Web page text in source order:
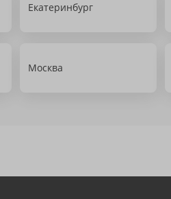
Екатеринбург
Москва